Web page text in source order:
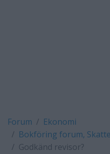
Forum
Ekonomi
Bokföring forum,
Godkänd revisor?